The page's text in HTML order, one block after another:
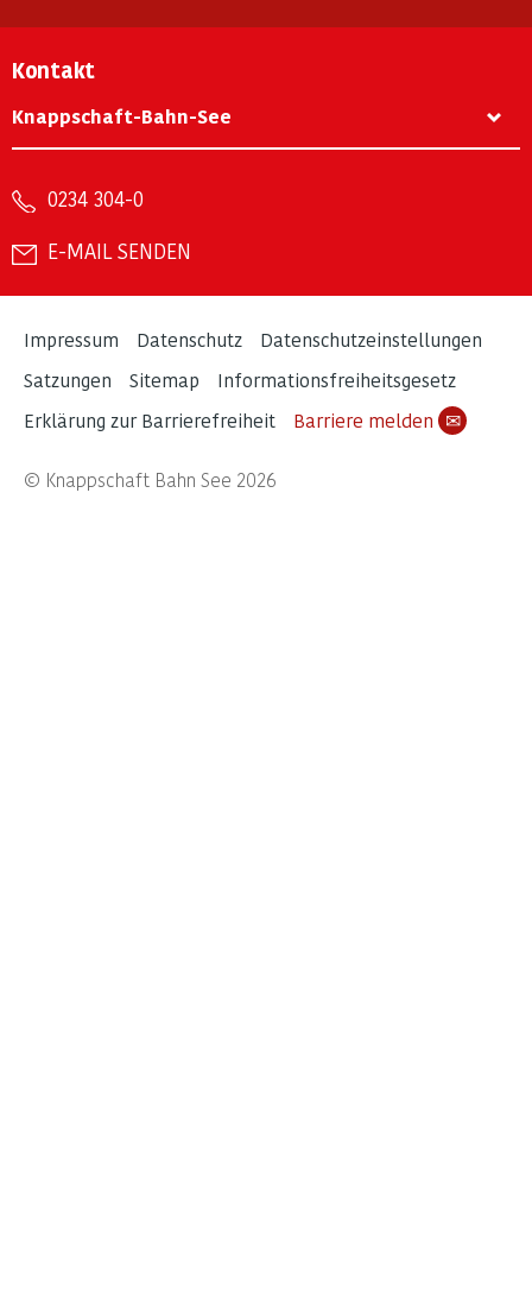
Kontakt
Knappschaft-Bahn-See
0234 304-0
E-MAIL SENDEN
Impressum Datenschutz
Datenschutzeinstellungen
Satzungen
Sitemap
Informationsfreiheitsgesetz
Erklärung zur Barrierefreiheit
Barriere melden ✉
© Knappschaft Bahn See 2026